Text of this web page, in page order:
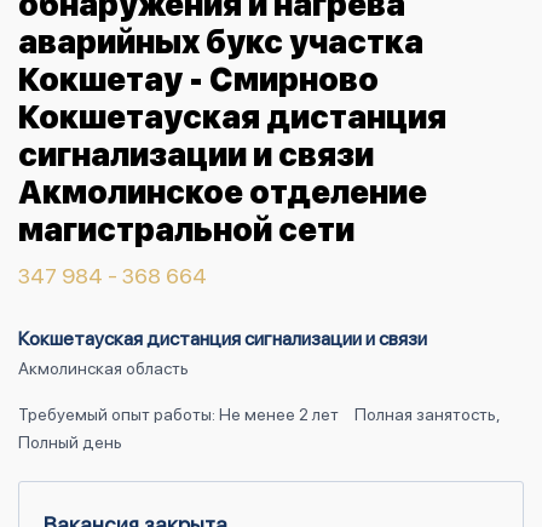
аварийных букс участка
Кокшетау - Смирново
Кокшетауская дистанция
сигнализации и связи
Акмолинское отделение
магистральной сети
347 984 - 368 664
Кокшетауская дистанция сигнализации и связи
Акмолинская область
Требуемый опыт работы: Не менее 2 лет
Полная занятость,
Полный день